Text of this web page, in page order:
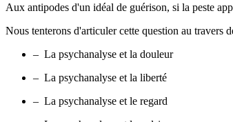
Aux antipodes d'un idéal de guérison, si la peste
Nous tenterons d'articuler cette question au travers
– La psychanalyse et la douleur
– La psychanalyse et la liberté
– La psychanalyse et le regard